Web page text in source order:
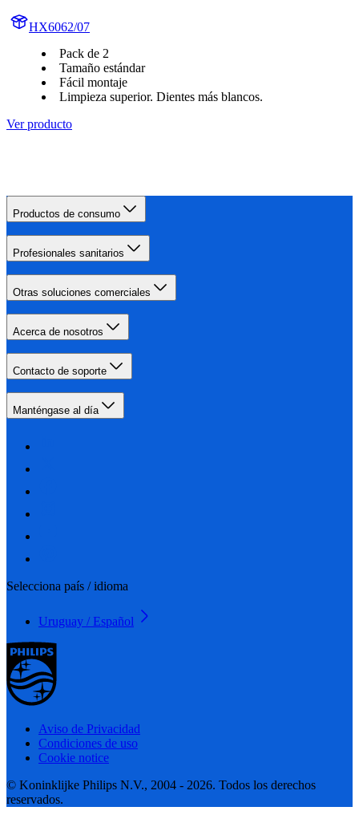
HX6062/07
Pack de 2
Tamaño estándar
Fácil montaje
Limpieza superior. Dientes más blancos.
Ver producto
Productos de consumo
Profesionales sanitarios
Otras soluciones comerciales
Acerca de nosotros
Contacto de soporte
Manténgase al día
Selecciona país / idioma
Uruguay / Español
Aviso de Privacidad
Condiciones de uso
Cookie notice
© Koninklijke Philips N.V., 2004 - 2026. Todos los derechos
reservados.